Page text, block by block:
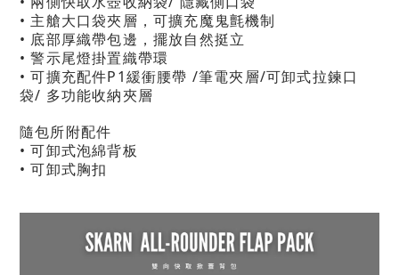
• 主艙大口袋夾層，可擴充魔鬼氈機制
• 底部厚織帶包邊，擺放自然挺立
• 警示尾燈掛置織帶環
• 可擴充配件P1緩衝腰帶 /筆電夾層/可卸式拉鍊口
袋/ 多功能收納夾層
隨包所附配件
• 可卸式泡綿背板
• 可卸式胸扣